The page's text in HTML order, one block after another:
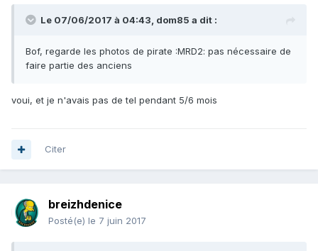
Le 07/06/2017 à 04:43, dom85 a dit :
Bof, regarde les photos de pirate :MRD2: pas nécessaire de
faire partie des anciens
voui, et je n'avais pas de tel pendant 5/6 mois
Citer
breizhdenice
Posté(e) le 7 juin 2017